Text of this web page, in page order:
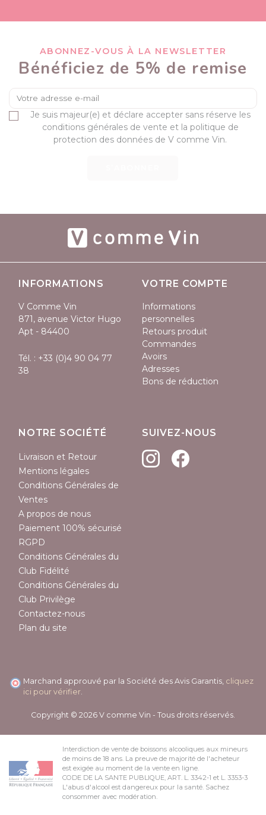
ABONNEZ-VOUS À LA NEWSLETTER
Bénéficiez de 5% de remise
Je suis majeur(e) et déclare accepter sans réserve les
conditions générales de vente et la politique de
protection des données de V comme Vin.
INFORMATIONS
V Comme Vin
871, avenue Victor Hugo
Apt - 84400
Tél. : +33 (0)4 90 04 77
38
VOTRE COMPTE
Informations
personnelles
Retours produit
Commandes
Avoirs
Adresses
Bons de réduction
NOTRE SOCIÉTÉ
Livraison et Retour
Mentions légales
Conditions Générales de
Ventes
A propos de nous
Paiement 100% sécurisé
RGPD
Conditions Générales du
Club Fidélité
Conditions Générales du
Club Privilège
Contactez-nous
Plan du site
SUIVEZ-NOUS
Marchand approuvé par la Société des Avis Garantis, cliquez
ici pour vérifier
Copyright © 2026 V comme Vin - Tous droits réservés.
Interdiction de vente de boissons alcooliques aux mineurs
de moins de 18 ans. La preuve de majorité de l'acheteur
est exigée au moment de la vente en ligne.
CODE DE LA SANTE PUBLIQUE, ART. L. 3342-1 et L. 3353-3
L'abus d'alcool est dangereux pour la santé. Sachez
consommer avec modération.